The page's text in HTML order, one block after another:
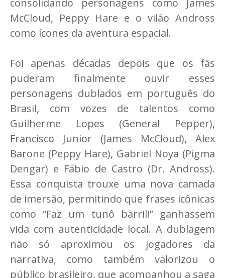
McCloud, Peppy Hare e o vilão Andross
como ícones da aventura espacial.
Foi apenas décadas depois que os fãs
puderam finalmente ouvir esses
personagens dublados em português do
Brasil, com vozes de talentos como
Guilherme Lopes (General Pepper),
Francisco Junior (James McCloud), Alex
Barone (Peppy Hare), Gabriel Noya (Pigma
Dengar) e Fábio de Castro (Dr. Andross).
Essa conquista trouxe uma nova camada
de imersão, permitindo que frases icônicas
como “Faz um tunô barril!” ganhassem
vida com autenticidade local. A dublagem
não só aproximou os jogadores da
narrativa, como também valorizou o
público brasileiro, que acompanhou a saga